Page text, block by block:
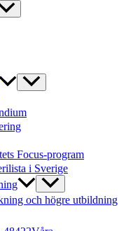
Focus-program
i Sverige
och högre utbildning